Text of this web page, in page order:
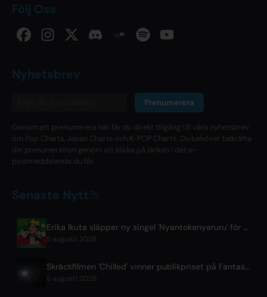
Följ Oss
Nyhetsbrev
Prenumerera
Genom att prenumerera här får du direkt tillgång till våra nyhetsbrev
om Pop Charts, Japan Charts och K-POP Charts. Du behöver bekräfta
din prenumeration genom att klicka på länken i det e-
postmeddelande du får.
Senaste Nytt
Erika Ikuta släpper ny singel 'Nyantokanyaruru' för barnboken 'Fumikiri Neko'
5 augusti 2026
Skräckfilmen 'Chilled' vinner publikpriset på Fantasia Festivalen
5 augusti 2026